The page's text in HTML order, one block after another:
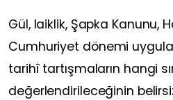
Gül, laiklik, Şapka Kanunu,
Cumhuriyet dönemi
tarihî tartışmaların hangi
değerlendirileceğinin